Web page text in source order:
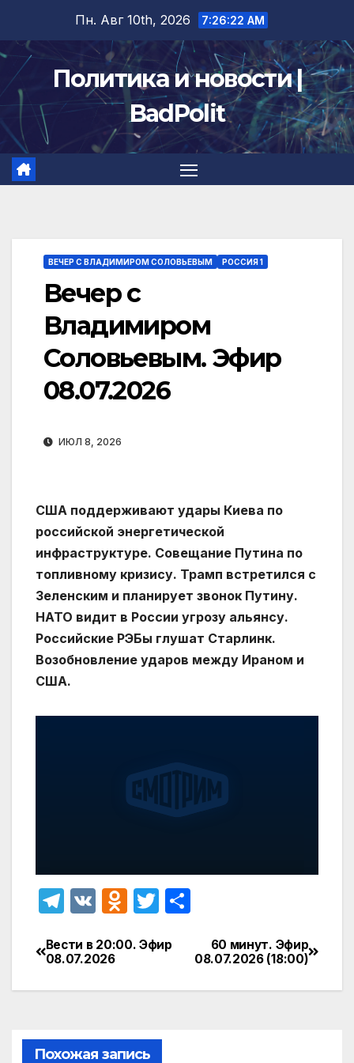
содержимому
Пн. Авг 10th, 2026 7:26:22 AM
Политика и новости |
BadPolit
ВЕЧЕР С ВЛАДИМИРОМ СОЛОВЬЕВЫМ РОССИЯ 1
Вечер с
Владимиром
Соловьевым. Эфир
08.07.2026
ИЮЛ 8, 2026
США поддерживают удары Киева по
российской энергетической
инфраструктуре. Совещание Путина по
топливному кризису. Трамп встретился с
Зеленским и планирует звонок Путину.
НАТО видит в России угрозу альянсу.
Российские РЭБы глушат Старлинк.
Возобновление ударов между Ираном и
США.
T
e
V
O
n
s
T
itt
п
Навигация
по
60 минут. Эфир
08.07.2026 (18:00)
Вести в 20:00. Эфир
08.07.2026
Похожая запись